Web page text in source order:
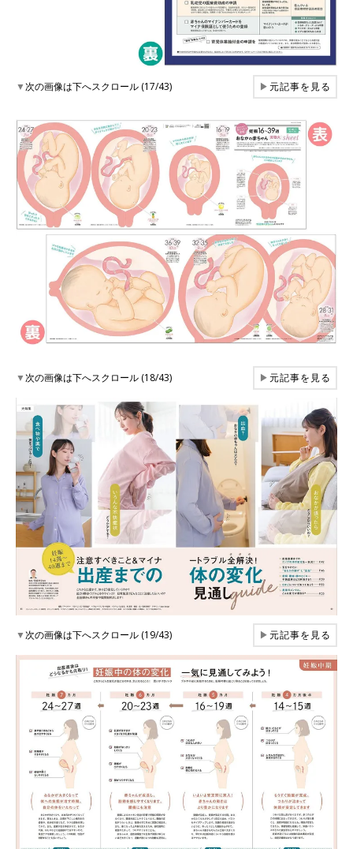
▼次の画像は下へスクロール (17/43) ▶元記事を見る
▼次の画像は下へスクロール (18/43) ▶元記事を見る
▼次の画像は下へスクロール (19/43) ▶元記事を見る